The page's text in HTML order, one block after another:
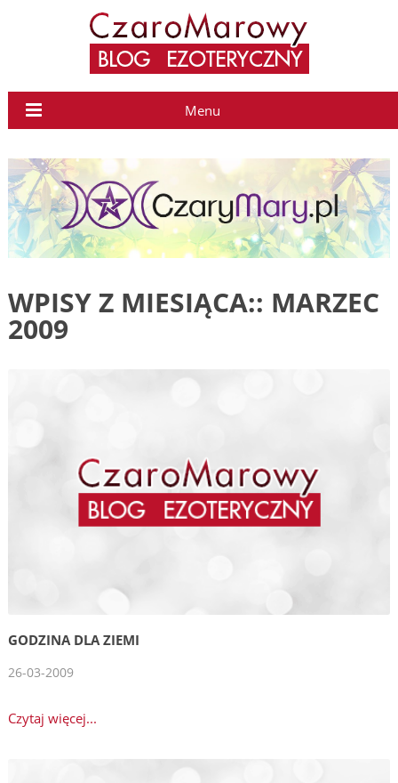
Menu
WPISY Z MIESIĄCA:: MARZEC
2009
GODZINA DLA ZIEMI
26-03-2009
Czytaj więcej...